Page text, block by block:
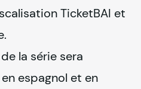
TicketBAI et
la série sera
espagnol et en